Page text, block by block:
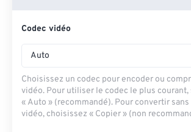
Codec vidéo
Auto
Choisissez un codec pour encoder ou
vidéo. Pour utiliser le codec le plus
« Auto » (recommandé). Pour convertir
vidéo, choisissez « Copier » (non